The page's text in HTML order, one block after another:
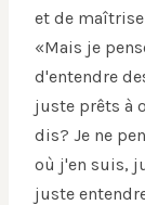
et de
«Mais je
d'entendre
juste prêts à
dis? Je ne
où j'en suis,
juste